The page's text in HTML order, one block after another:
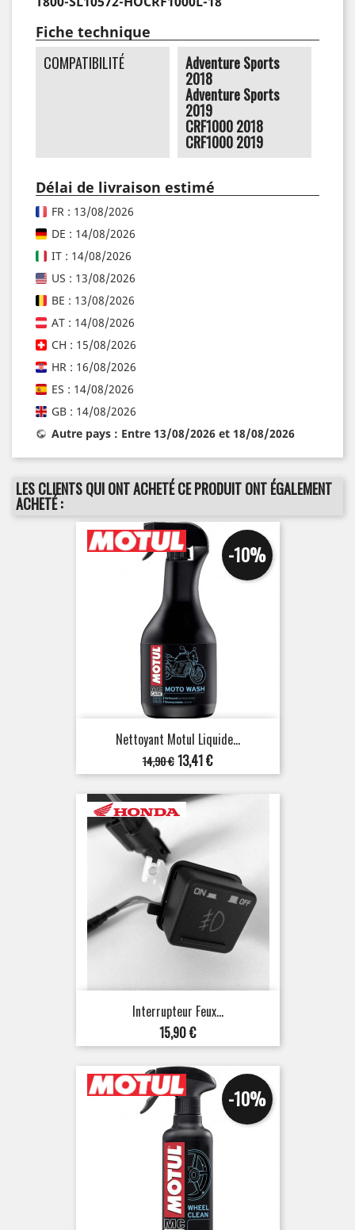
Fiche technique
COMPATIBILITÉ Adventure Sports
2018
Adventure Sports
2019
CRF1000 2018
CRF1000 2019
Délai de livraison estimé
FR : 13/08/2026
DE : 14/08/2026
IT : 14/08/2026
US : 13/08/2026
BE : 13/08/2026
AT : 14/08/2026
CH : 15/08/2026
HR : 16/08/2026
ES : 14/08/2026
GB : 14/08/2026
Autre pays : Entre 13/08/2026 et 18/08/2026
LES CLIENTS QUI ONT ACHETÉ CE PRODUIT ONT ÉGALEMENT
ACHETÉ :
Nettoyant Motul Liquide...
Prix
de
base
14,90 €
-10%
Prix
13,41 €
Interrupteur Feux...
Prix
15,90 €
-10%